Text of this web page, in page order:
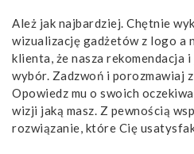
Ależ jak najbardziej. Chętnie
wizualizację gadżetów z logo a
klienta, że nasza rekomendacja
wybór. Zadzwoń i porozmawiaj
Opowiedz mu o swoich
wizji jaką masz. Z pewnością
rozwiązanie, które Cię